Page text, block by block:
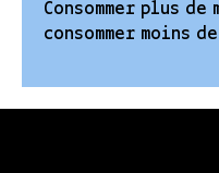
Consommer plus
consommer moins